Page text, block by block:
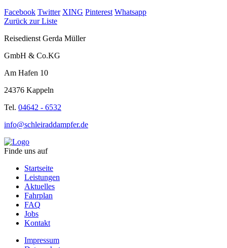
Facebook Twitter XING Pinterest Whatsapp
Zurück zur Liste
Reisedienst Gerda Müller
GmbH & Co.KG
Am Hafen 10
24376 Kappeln
Tel. 04642 - 6532
info@schleiraddampfer.de
Finde uns auf
Startseite
Leistungen
Aktuelles
Fahrplan
FAQ
Jobs
Kontakt
Impressum